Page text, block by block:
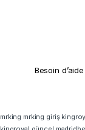
Besoin
mrking mrking giriş